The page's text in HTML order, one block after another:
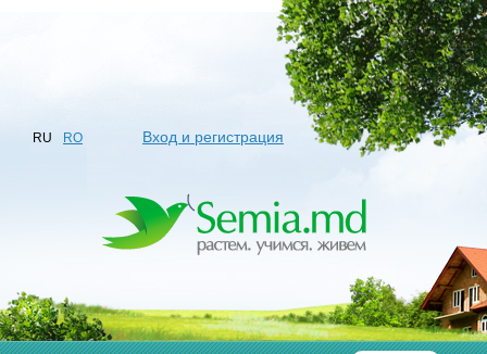
RU RO Вход и регистрация